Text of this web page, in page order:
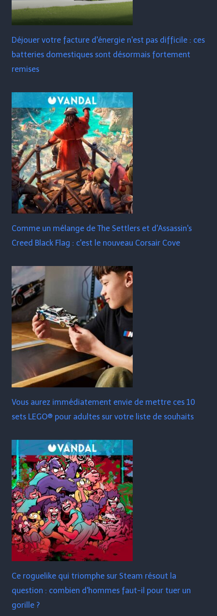
Déjouer votre facture d'énergie n'est pas difficile : ces
batteries domestiques sont désormais fortement
remises
Comme un mélange de The Settlers et d'Assassin's
Creed Black Flag : c'est le nouveau Corsair Cove
Vous aurez immédiatement envie de mettre ces 10
sets LEGO® pour adultes sur votre liste de souhaits
Ce roguelike qui triomphe sur Steam résout la
question : combien d'hommes faut-il pour tuer un
gorille ?